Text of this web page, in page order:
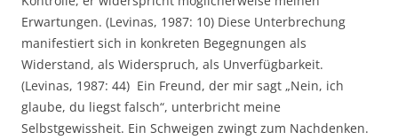
Erwartungen. (Levinas, 1987: 10) Diese Unterbrechung
manifestiert sich in konkreten Begegnungen als
Widerstand, als Widerspruch, als Unverfügbarkeit.
(Levinas, 1987: 44) Ein Freund, der mir sagt „Nein, ich
glaube, du liegst falsch“, unterbricht meine
Selbstgewissheit. Ein Schweigen zwingt zum Nachdenken.